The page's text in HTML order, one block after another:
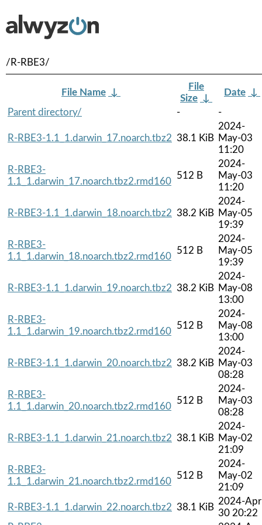
/R-RBE3/
File Name ↓
File
Size ↓
Date ↓
Parent directory/
- -
R-RBE3-1.1_1.darwin_17.noarch.tbz2 38.1 KiB
2024-
May-03
11:20
R-RBE3-
1.1_1.darwin_17.noarch.tbz2.rmd160
512 B
2024-
May-03
11:20
R-RBE3-1.1_1.darwin_18.noarch.tbz2 38.2 KiB
2024-
May-05
19:39
R-RBE3-
1.1_1.darwin_18.noarch.tbz2.rmd160
512 B
2024-
May-05
19:39
R-RBE3-1.1_1.darwin_19.noarch.tbz2 38.2 KiB
2024-
May-08
13:00
R-RBE3-
1.1_1.darwin_19.noarch.tbz2.rmd160
512 B
2024-
May-08
13:00
R-RBE3-1.1_1.darwin_20.noarch.tbz2 38.2 KiB
2024-
May-03
08:28
R-RBE3-
1.1_1.darwin_20.noarch.tbz2.rmd160
512 B
2024-
May-03
08:28
R-RBE3-1.1_1.darwin_21.noarch.tbz2 38.1 KiB
2024-
May-02
21:09
R-RBE3-
1.1_1.darwin_21.noarch.tbz2.rmd160
512 B
2024-
May-02
21:09
R-RBE3-1.1_1.darwin_22.noarch.tbz2 38.1 KiB
2024-
30 20:22